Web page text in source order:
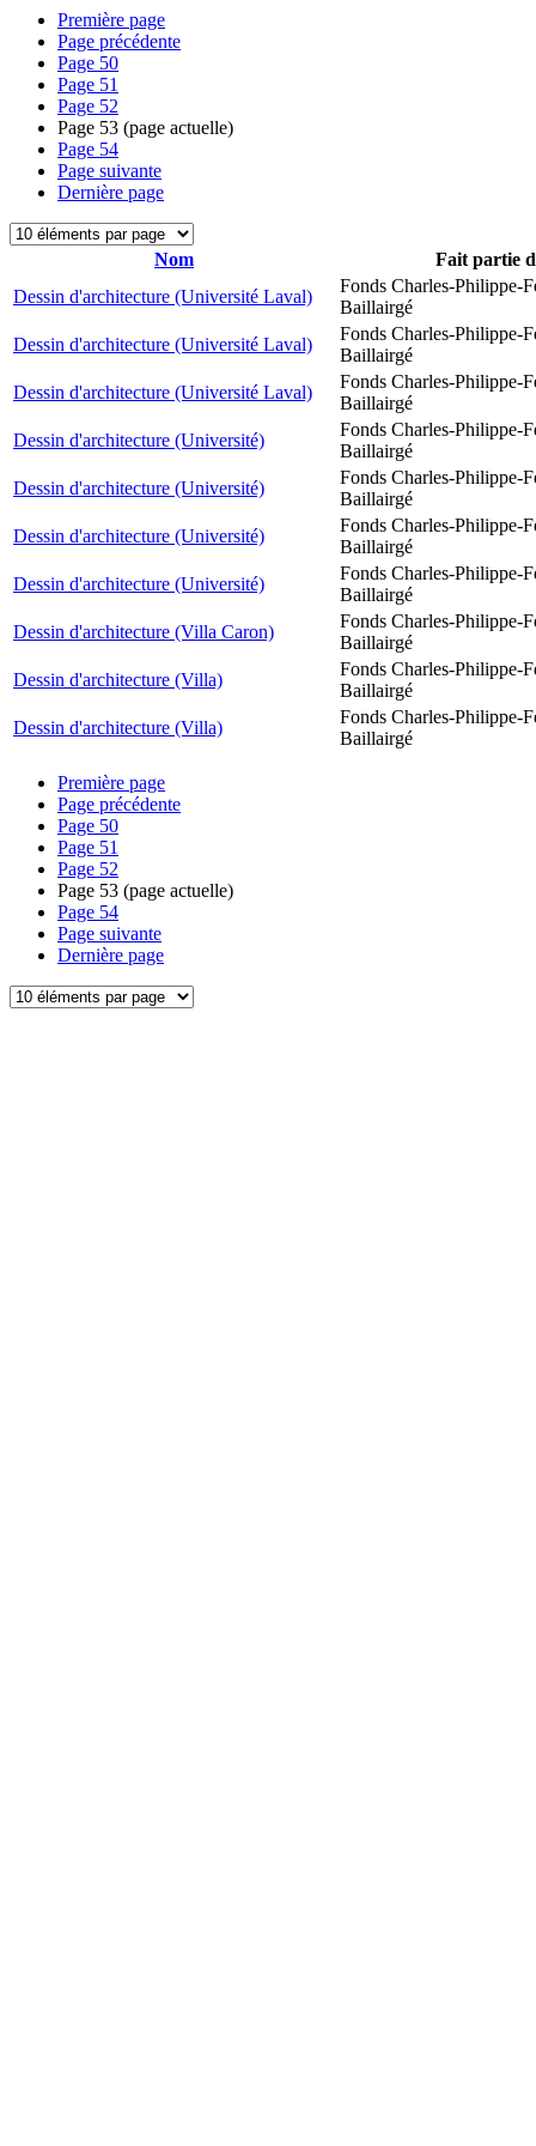
Première page
Page précédente
Page 50
Page 51
Page 52
Page 53 (page actuelle)
Page 54
Page suivante
Dernière page
Nom
Fait partie
Dessin d'architecture (Université Laval)
Fonds Charles-Philippe-
Baillairgé
Dessin d'architecture (Université Laval)
Fonds Charles-Philippe-
Baillairgé
Dessin d'architecture (Université Laval)
Fonds Charles-Philippe-
Baillairgé
Dessin d'architecture (Université)
Fonds Charles-Philippe-
Baillairgé
Dessin d'architecture (Université)
Fonds Charles-Philippe-
Baillairgé
Dessin d'architecture (Université)
Fonds Charles-Philippe-
Baillairgé
Dessin d'architecture (Université)
Fonds Charles-Philippe-
Baillairgé
Dessin d'architecture (Villa Caron)
Fonds Charles-Philippe-
Baillairgé
Dessin d'architecture (Villa)
Fonds Charles-Philippe-
Baillairgé
Dessin d'architecture (Villa)
Fonds Charles-Philippe-
Baillairgé
Première page
Page précédente
Page 50
Page 51
Page 52
Page 53 (page actuelle)
Page 54
Page suivante
Dernière page